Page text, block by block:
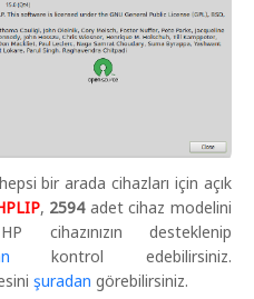
hepsi bir arada cihazları için açık
, 2594adet cihaz modelini
cihazınızın desteklenip
kontrol edebilirsiniz.
şuradan görebilirsiniz.